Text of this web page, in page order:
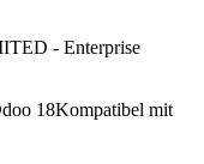
- Enterprise
18Kompatibel mit